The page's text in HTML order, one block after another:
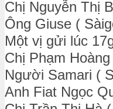
Chị Nguyễn Thị
Ông Giuse (
Một vị gửi lúc
Chị Phạm
Người Samari (
Anh Fiat Ngọc